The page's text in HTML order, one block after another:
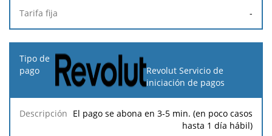
-
Revolut Servicio de
iniciación de pagos
El pago se abona en 3-5 min. (en poco casos
hasta 1 día hábil)